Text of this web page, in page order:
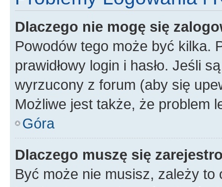
Dlaczego nie mogę się
Powodów tego może być kilka.
prawidłowy login i hasło. Jeśli
wyrzucony z forum (aby się
Możliwe jest także, że problem
Góra
Dlaczego muszę się
Być może nie musisz, zależy